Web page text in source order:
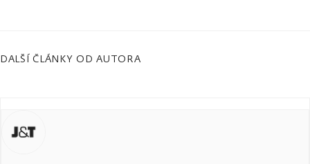
DALŠÍ ČLÁNKY OD AUTORA